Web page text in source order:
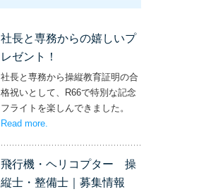
社長と専務からの嬉しいプ
レゼント！
社長と専務から操縦教育証明の合
格祝いとして、R66で特別な記念
フライトを楽しんできました。
Read more– ‘社長と専務からの嬉しいプレゼン
.
飛行機・ヘリコプター 操
縦士・整備士｜募集情報